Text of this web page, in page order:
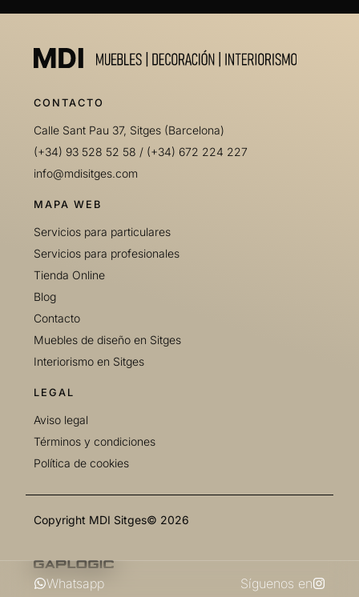
Whatsapp Síguenos en
CONTACTO
Calle Sant Pau 37, Sitges (Barcelona)
(+34) 93 528 52 58 / (+34) 672 224 227
info@mdisitges.com
MAPA WEB
Servicios para particulares
Servicios para profesionales
Tienda Online
Blog
Contacto
Muebles de diseño en Sitges
Interiorismo en Sitges
LEGAL
Aviso legal
Términos y condiciones
Política de cookies
Copyright MDI Sitges© 2026